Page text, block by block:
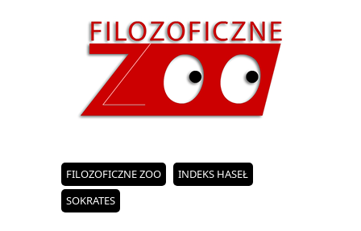
FILOZOFICZNE ZOO
INDEKS HASEŁ
SOKRATES